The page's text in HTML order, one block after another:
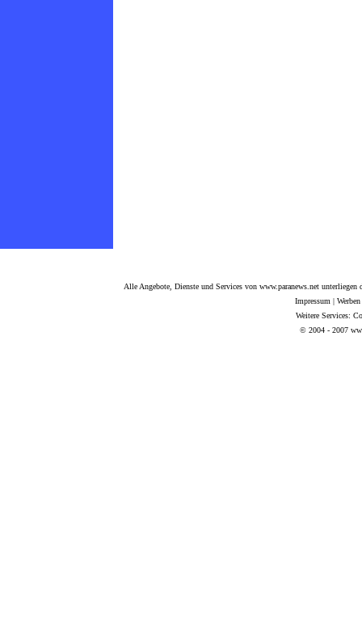
Alle Angebote, Dienste und Services von www.paranews.net
Impressum |
Weitere Services:
© 2004 - 2007